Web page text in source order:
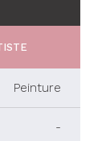
Peinture
-